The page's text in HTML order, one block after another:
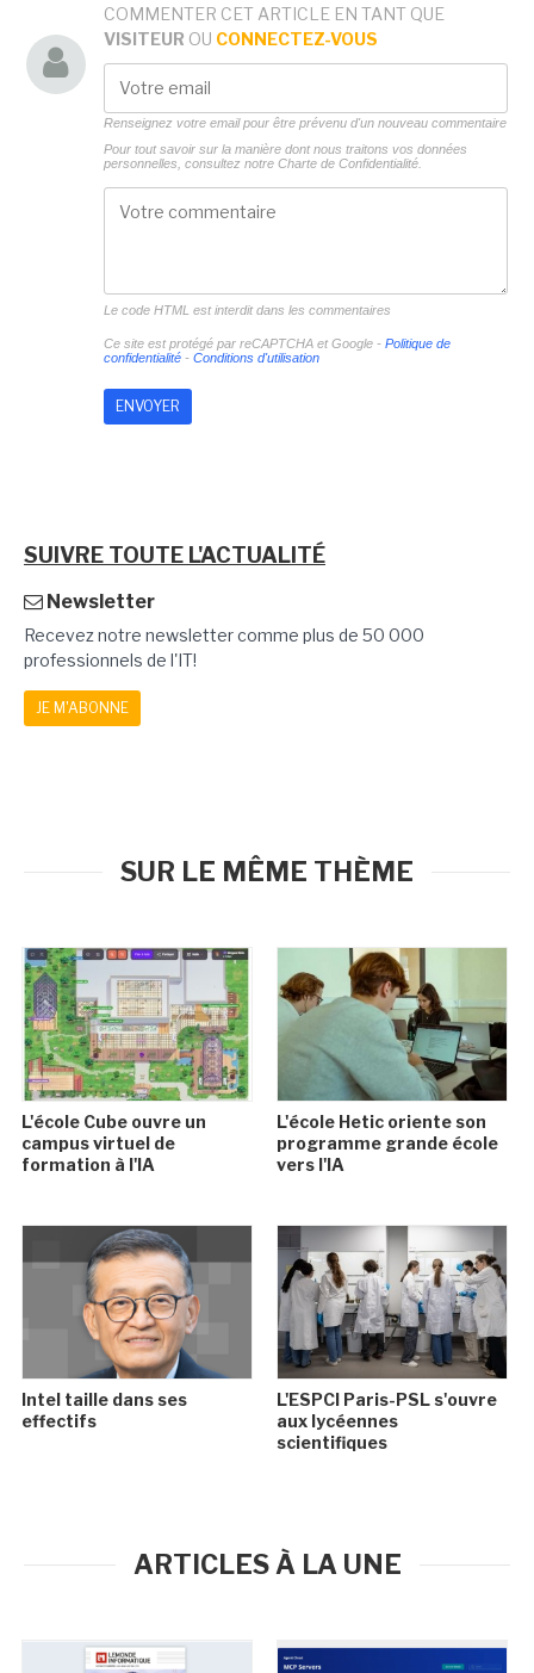
COMMENTER CET ARTICLE EN TANT QUE
VISITEUR OU CONNECTEZ-VOUS
Renseignez votre email pour être prévenu d'un nouveau commentaire
Pour tout savoir sur la manière dont nous traitons vos données
personnelles, consultez notre Charte de Confidentialité.
Le code HTML est interdit dans les commentaires
Ce site est protégé par reCAPTCHA et Google - Politique de
confidentialité- Conditions d'utilisation
SUIVRE TOUTE L'ACTUALITÉ
Newsletter
Recevez notre newsletter comme plus de 50 000
professionnels de l'IT!
JE M'ABONNE
SUR LE MÊME THÈME
L'école Cube ouvre un
campus virtuel de
formation à l'IA
L'école Hetic oriente son
programme grande école
vers l'IA
Intel taille dans ses
effectifs
L'ESPCI Paris-PSL s'ouvre
aux lycéennes
scientifiques
ARTICLES À LA UNE